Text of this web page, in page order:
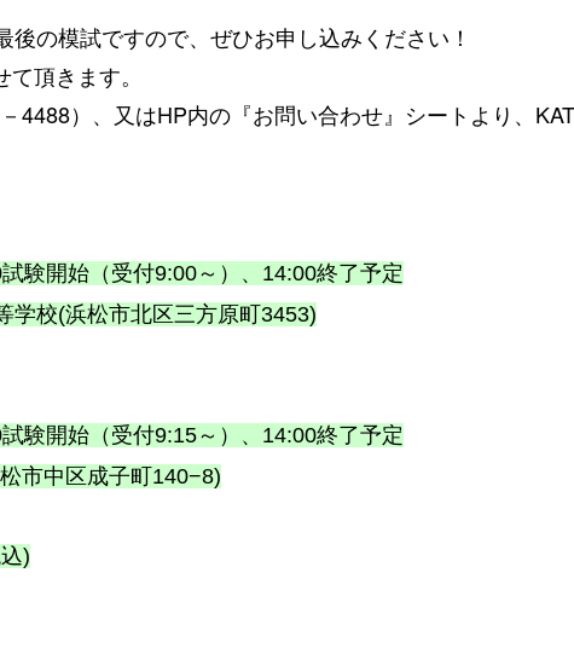
の模試ですので、ぜひお申し込みください！
て頂きます。
4488）、又はHP内の 『お問い合わせ』シート より、
開始（受付9:00～）、14:00終了予定
校(浜松市北区三方原町3453)
開始（受付9:15～）、14:00終了予定
市中区成子町140−8)
)